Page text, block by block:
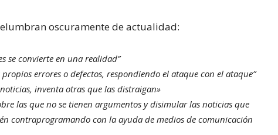
oscuramente de actualidad:
se convierte en una realidad”
errores o defectos, respondiendo el ataque con el ataque”
inventa otras que las distraigan»
las que no se tienen argumentos y disimular las noticias que
contraprogramando con la ayuda de medios de comunicación